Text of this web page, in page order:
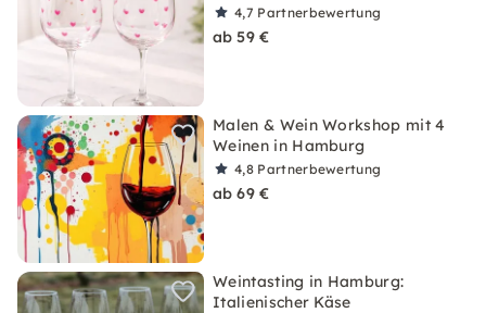
4,7 Partnerbewertung
ab 59 €
Malen & Wein Workshop mit 4
Weinen in Hamburg
4,8 Partnerbewertung
ab 69 €
Weintasting in Hamburg:
Italienischer Käse